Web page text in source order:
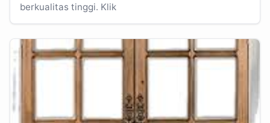
berkualitas tinggi. Klik